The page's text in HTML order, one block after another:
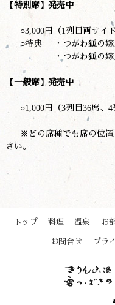
【特別席】 発売中
○3,000円（1列目両サイド
○特典 ・つがわ狐の嫁入
・つがわ狐の嫁入り
【一般席】 発売中
○1,000円（3列目36席、4
※どの席種でも席の位置
さい。
トップ 料理 温泉 お
お問合せ プラ